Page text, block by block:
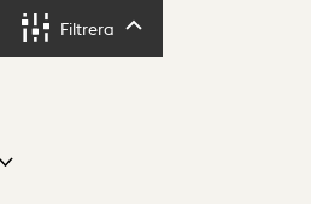
Filtrera